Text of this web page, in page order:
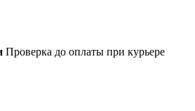
Проверка до оплаты при курьере